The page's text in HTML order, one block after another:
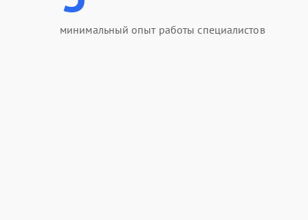
минимальный опыт работы специалистов